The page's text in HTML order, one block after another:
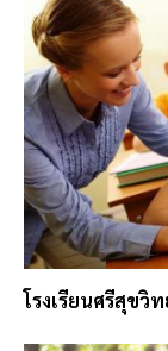
โรงเรียนศรีสุขวิ